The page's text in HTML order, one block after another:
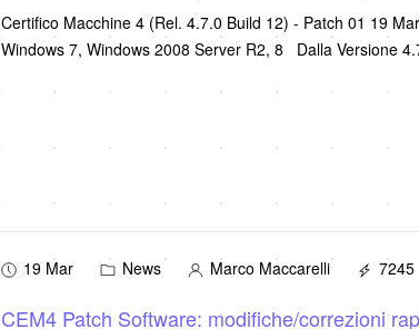
Certifico Macchine 4 (Rel. 4.7.0 Build 12) - Patch 01 19
Windows 7, Windows 2008 Server R2, 8 Dalla Versione
19 Mar News Marco Maccarelli 7245
CEM4 Patch Software: modifiche/correzioni